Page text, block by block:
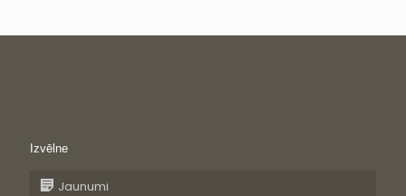
Izvēlne
Jaunumi